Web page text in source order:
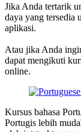
Jika Anda tertarik
daya yang tersedia
aplikasi.
Atau jika Anda
dapat mengikuti
online.
Kursus bahasa
Portugis lebih